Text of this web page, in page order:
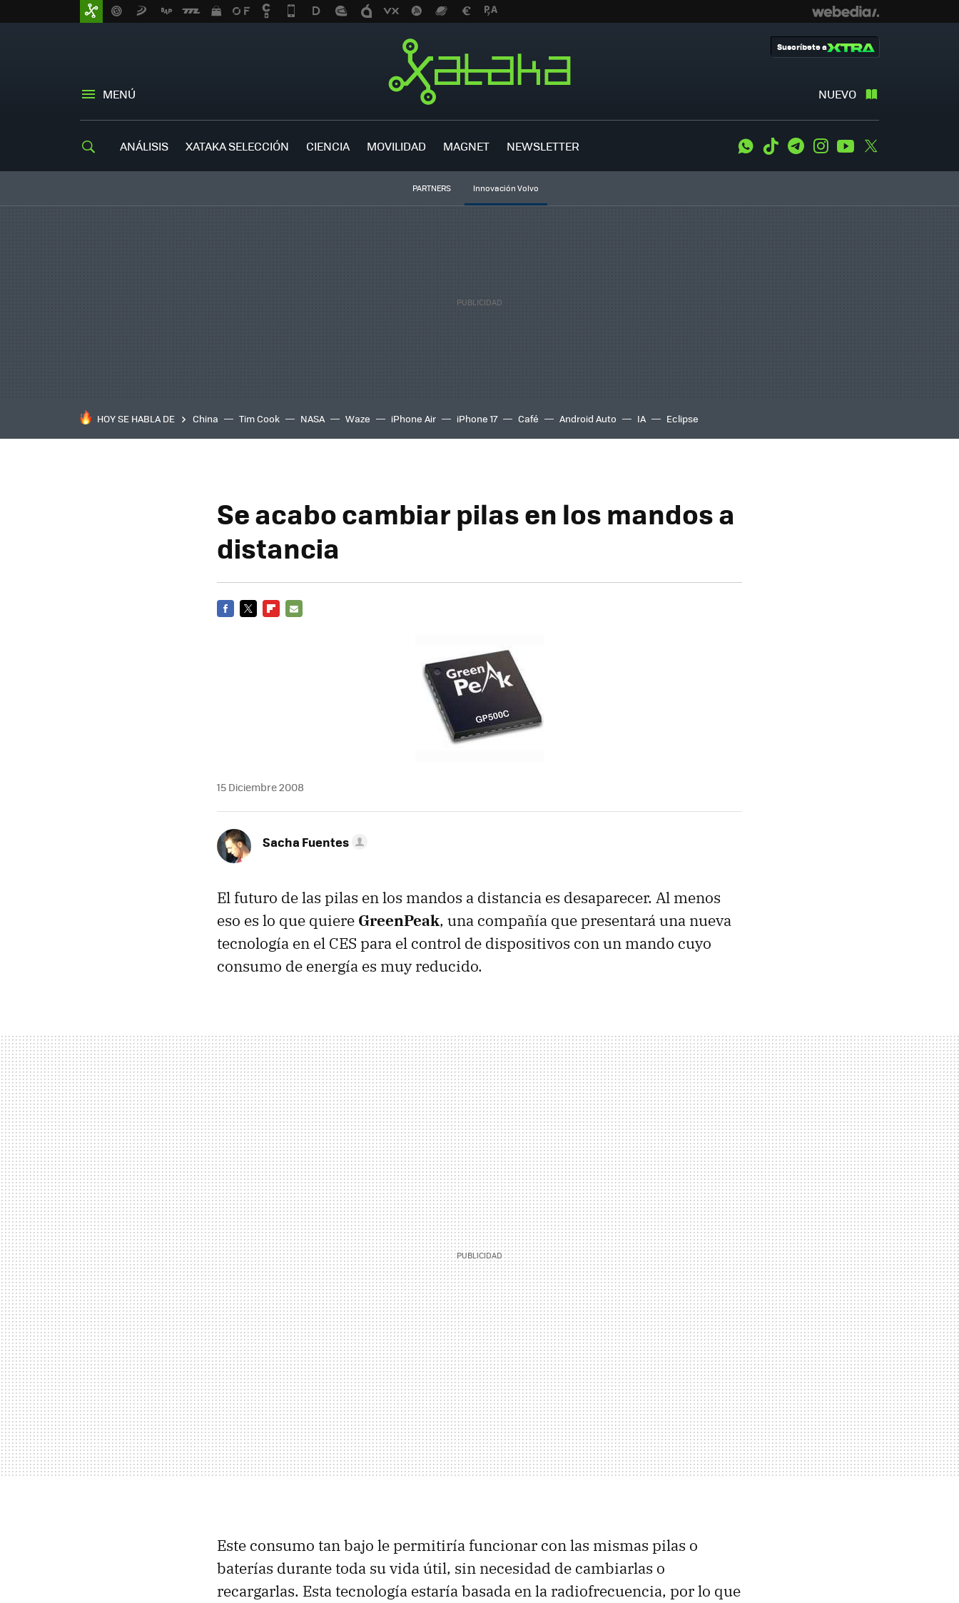
MENÚ NUEVO
Suscríbete a
ANÁLISIS XATAKA SELECCIÓN CIENCIA MOVILIDAD MAGNET NEWSLETTER WhatsApp
Tiktok TelegramInstagramYoutube
PARTNERS Innovación Volvo
HOY SE HABLA DE China Tim Cook NASA Waze iPhone Air iPhone 17 Café Android Auto IA Eclipse
Se acabo cambiar pilas en los mandos a
distancia
15 Diciembre 2008
Sacha Fuentes
El futuro de las pilas en los mandos a distancia es desaparecer. Al menos
eso es lo que quiere GreenPeak, una compañía que presentará una nueva
tecnología en el CES para el control de dispositivos con un mando cuyo
consumo de energía es muy reducido.
Este consumo tan bajo le permitiría funcionar con las mismas pilas o
baterías durante toda su vida útil, sin necesidad de cambiarlas o
recargarlas. Esta tecnología estaría basada en la radiofrecuencia, por lo que